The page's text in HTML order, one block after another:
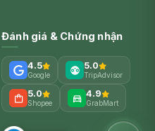
Đánh giá & Chứng nhận
4.5
Google
5.0
TripAdvisor
5.0
Shopee
4.9
GrabMart